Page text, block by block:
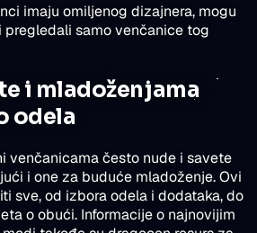
imaju omiljenog dizajnera, mogu
samo venčanice tog
i mladoženjama
odela
venčanicama često nude i savete
i one za buduće mladoženje. Ovi
sve, od izbora odela i dodataka, do
o obući. Informacije o najnovijim